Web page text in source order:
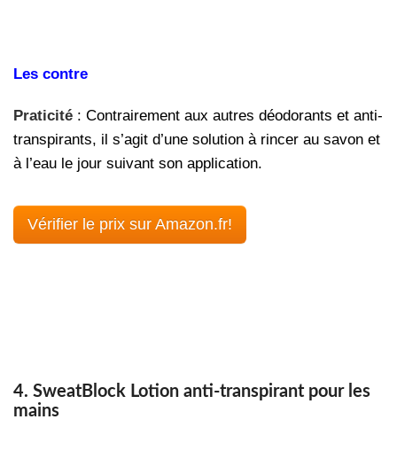
Les contre
Praticité : Contrairement aux autres déodorants et anti-
transpirants, il s’agit d’une solution à rincer au savon et
à l’eau le jour suivant son application.
Vérifier le prix sur Amazon.fr!
4. SweatBlock Lotion anti-transpirant pour les
mains